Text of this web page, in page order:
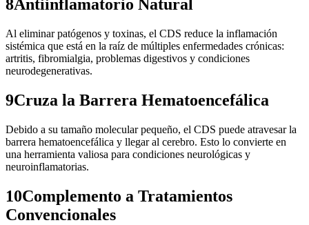
8Antiinflamatorio Natural
Al eliminar patógenos y toxinas, el CDS reduce la inflamación
sistémica que está en la raíz de múltiples enfermedades crónicas:
artritis, fibromialgia, problemas digestivos y condiciones
neurodegenerativas.
9Cruza la Barrera Hematoencefálica
Debido a su tamaño molecular pequeño, el CDS puede atravesar la
barrera hematoencefálica y llegar al cerebro. Esto lo convierte en
una herramienta valiosa para condiciones neurológicas y
neuroinflamatorias.
10Complemento a Tratamientos
Convencionales